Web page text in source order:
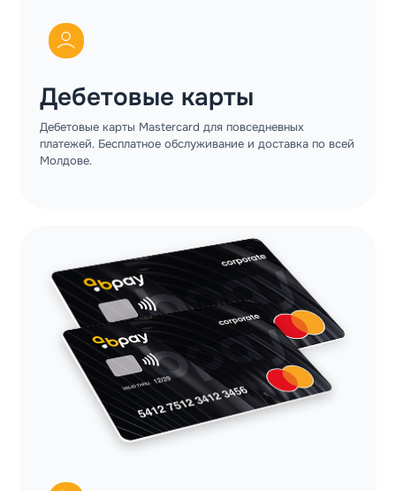
Дебетовые карты
Дебетовые карты Mastercard для повседневных
платежей. Бесплатное обслуживание и доставка по всей
Молдове.